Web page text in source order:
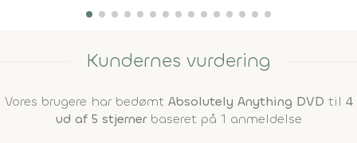
Kundernes vurdering
Vores brugere har bedømt Absolutely Anything DVD til 4
ud af 5 stjernerbaseret på 1 anmeldelse